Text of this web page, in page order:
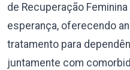
de Recuperação
esperança, oferecendo
tratamento para
juntamente com